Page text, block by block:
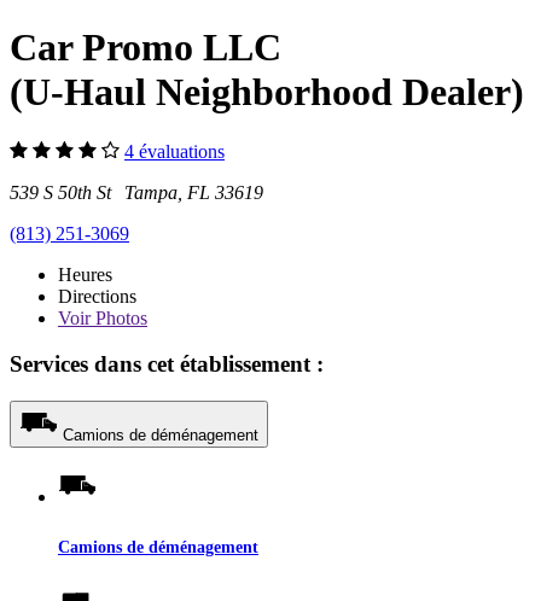
Car Promo LLC
(U-Haul Neighborhood Dealer)
4 évaluations
539 S 50th St Tampa, FL 33619
(813) 251-3069
Heures
Directions
VoirPhotos
Services dans cet établissement :
Camions de déménagement
Camions de déménagement